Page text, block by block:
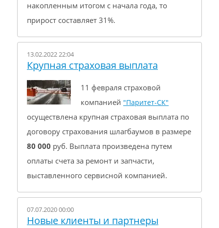
накопленным итогом с начала года, то
прирост составляет 31%.
13.02.2022 22:04
Крупная страховая выплата
11 февраля страховой
компанией "Паритет-СК"
осуществлена крупная страховая выплата по
договору страхования шлагбаумов в размере
80 000 руб. Выплата произведена путем
оплаты счета за ремонт и запчасти,
выставленного сервисной компанией.
07.07.2020 00:00
Новые клиенты и партнеры